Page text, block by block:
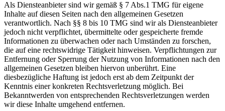
Als Diensteanbieter sind wir gemäß § 7 Abs.1 TMG für eigene
Inhalte auf diesen Seiten nach den allgemeinen Gesetzen
verantwortlich. Nach §§ 8 bis 10 TMG sind wir als Diensteanbieter
jedoch nicht verpflichtet, übermittelte oder gespeicherte fremde
Informationen zu überwachen oder nach Umständen zu forschen,
die auf eine rechtswidrige Tätigkeit hinweisen. Verpflichtungen zur
Entfernung oder Sperrung der Nutzung von Informationen nach den
allgemeinen Gesetzen bleiben hiervon unberührt. Eine
diesbezügliche Haftung ist jedoch erst ab dem Zeitpunkt der
Kenntnis einer konkreten Rechtsverletzung möglich. Bei
Bekanntwerden von entsprechenden Rechtsverletzungen werden
wir diese Inhalte umgehend entfernen.